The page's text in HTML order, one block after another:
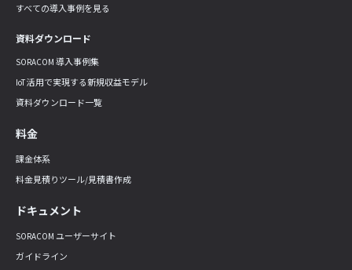
すべての導入事例を見る
資料ダウンロード
SORACOM 導入事例集
IoT 活用で実現する新規収益モデル
資料ダウンロード一覧
料金
課金体系
料金見積りツール/見積書作成
ドキュメント
SORACOM ユーザーサイト
ガイドライン